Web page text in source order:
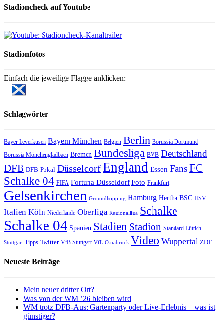
Stadioncheck auf Youtube
Stadionfotos
Einfach die jeweilige Flagge anklicken:
Schlagwörter
Bayer Leverkusen Bayern München Belgien Berlin Borussia Dortmund
Borussia Mönchengladbach Bremen Bundesliga BVB Deutschland
DFB DFB-Pokal DüsseldorfEngland Essen FansFC
Schalke 04 FIFA Fortuna Düsseldorf Foto Frankfurt
Gelsenkirchen Groundhopping Hamburg Hertha BSC HSV
Italien Köln Niederlande Oberliga Regionalliga Schalke
Schalke 04 Spanien Stadien Stadion Standard Lüttich
Stuttgart Tipps Twitter VfB Stuttgart VfL Osnabrück Video Wuppertal ZDF
Neueste Beiträge
Mein neuer dritter Ort?
Was von der WM ’26 bleiben wird
WM trotz DFB-Aus: Gartenparty oder Live-Erlebnis – was ist
günstiger?